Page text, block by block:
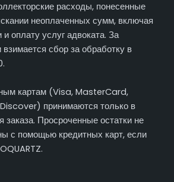
расходы, понесенные
неоплаченных сумм, включая
оплату услуг адвоката. За
сбор за обработку в
картам (Visa, MasterCard,
принимаются только в
Просроченные остатки не
с помощью кредитных карт, если